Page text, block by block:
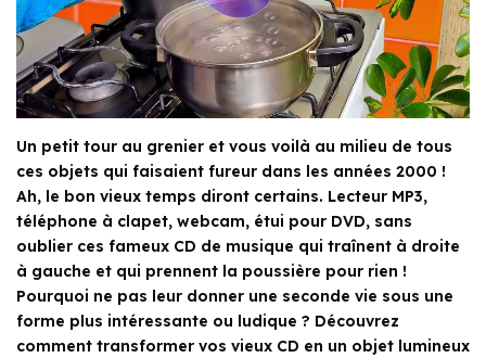
Un petit tour au grenier et vous voilà au milieu de tous
ces objets qui faisaient fureur dans les années 2000 !
Ah, le bon vieux temps diront certains. Lecteur MP3,
téléphone à clapet, webcam, étui pour DVD, sans
oublier ces fameux CD de musique qui traînent à droite
à gauche et qui prennent la poussière pour rien !
Pourquoi ne pas leur donner une seconde vie sous une
forme plus intéressante ou ludique ? Découvrez
comment transformer vos vieux CD en un objet lumineux